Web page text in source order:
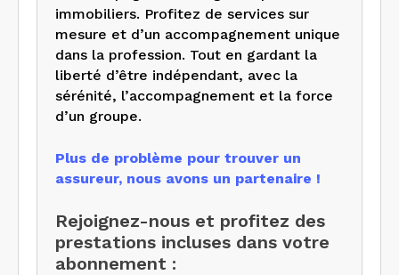
immobiliers. Profitez de services sur
mesure et d’un accompagnement unique
dans la profession. Tout en gardant la
liberté d’être indépendant, avec la
sérénité, l’accompagnement et la force
d’un groupe.
Plus de problème pour trouver un
assureur, nous avons un partenaire !
Rejoignez-nous et profitez des
prestations incluses dans votre
abonnement :